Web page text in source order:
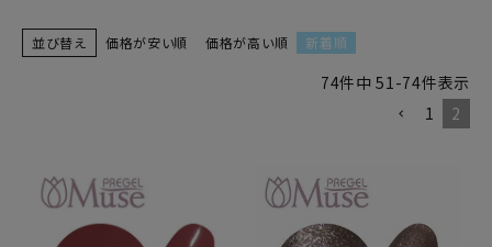
並び替え 価格が安い順 価格が高い順 新着順
74件中 51-74件表示
1
2